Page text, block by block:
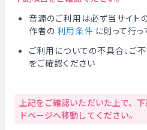
音源のご利用は必ず当サイト
作者の 利用条件 に則って行っ
ご利用についての不具合、ご
をご確認ください
上記をご確認いただいた上で、
ドページへ移動してください。